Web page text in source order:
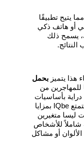
تطبيقًا
هاتف ذكي
ذلك
يتميزبحمل
من
بأساسيات
الثقافة التي يجدون أنفسهم فيها. يتمتع IQbe بمزايا
متغيرين
للأشخاص
أو مشاكل